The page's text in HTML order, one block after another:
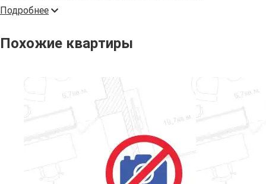
Подробнее
Похожие квартиры